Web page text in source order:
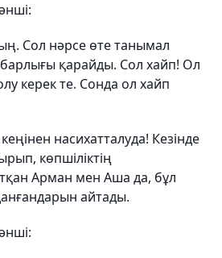
Сол нәрсе өте танымал
қарайды. Сол хайп! Ол
керек те. Сонда ол хайп
насихатталуда! Кезінде
көпшіліктің
Арман мен Аша да, бұл
айтады.